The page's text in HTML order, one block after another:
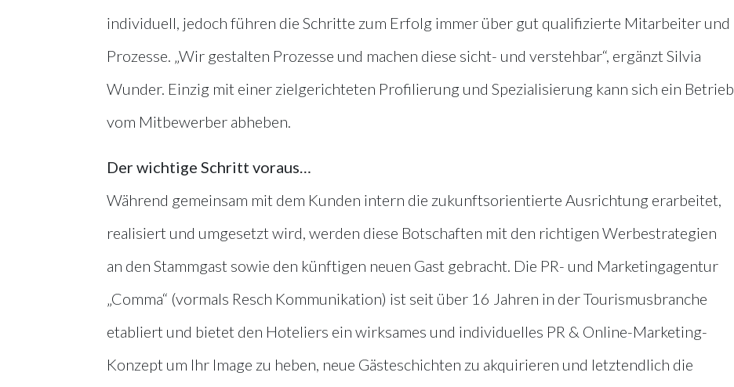
individuell, jedoch führen die Schritte zum Erfolg immer über gut qualifizierte Mitarbeiter und
Prozesse. „Wir gestalten Prozesse und machen diese sicht- und verstehbar“, ergänzt Silvia
Wunder. Einzig mit einer zielgerichteten Profilierung und Spezialisierung kann sich ein Betrieb
vom Mitbewerber abheben.
Der wichtige Schritt voraus…
Während gemeinsam mit dem Kunden intern die zukunftsorientierte Ausrichtung erarbeitet,
realisiert und umgesetzt wird, werden diese Botschaften mit den richtigen Werbestrategien
an den Stammgast sowie den künftigen neuen Gast gebracht. Die PR- und Marketingagentur
„Comma“ (vormals Resch Kommunikation) ist seit über 16 Jahren in der Tourismusbranche
etabliert und bietet den Hoteliers ein wirksames und individuelles PR & Online-Marketing-
Konzept um Ihr Image zu heben, neue Gästeschichten zu akquirieren und letztendlich die